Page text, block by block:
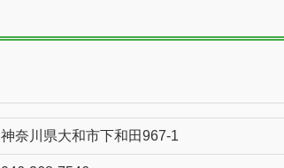
神奈川県大和市下和田967-1